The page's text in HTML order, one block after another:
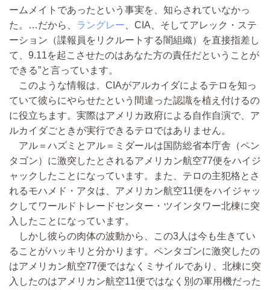
ームメイトであったという事実を、知らされていなかっ
た。…だから、 ラングレー 、CIA、そしてアレック・ステ
ーション（諜報員をリクルートする闇組織）を直接指差し
て、9.11を起こさせたのはあなた方の責任だということが
できる”と言っています。
このような情報は、CIAがアルカイダによるテロを知っ
ていて彼らにやらせたという間違った認識を植え付けるの
に役立ちます。実際はアメリカ政府による自作自演で、ア
ルカイダごときが実行できるテロではありません。
アル＝ハズミとアル＝ミダールは国防総省本庁舎（ペン
タゴン）に激突したとされるアメリカン航空77便をハイジ
ャックしたことになっています。また、テロの主犯格とさ
れるモハメド・アタは、アメリカン航空11便をハイジャッ
クしてワールドトレードセンター・ツインタワー北棟に突
入したことになっています。
しかし彼らの肉体の波動から、この3人は今も生きてい
ることがハッキリと分かります。ペンタゴンに激突したの
はアメリカン航空77便ではなくミサイルであり、北棟に突
入したのはアメリカン航空11便ではなく別の軍用機だった